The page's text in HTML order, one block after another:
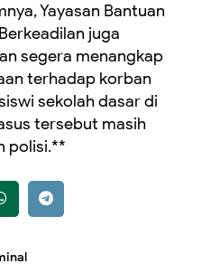
Yayasan Bantuan
juga
segera menangkap
terhadap korban
sekolah dasar di
tersebut masih
polisi.**